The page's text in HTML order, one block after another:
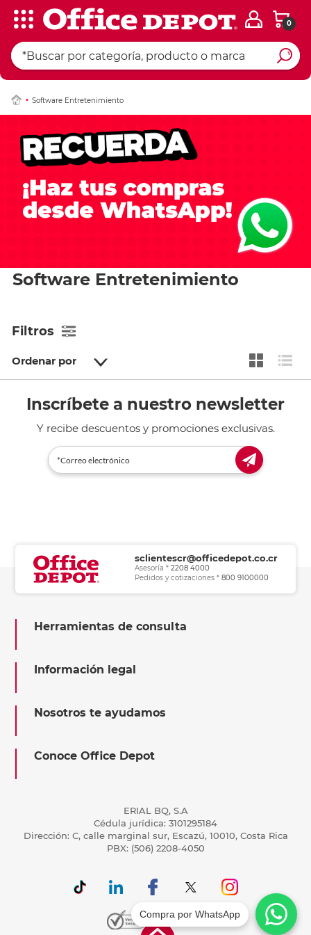
0
Software Entretenimiento
Software Entretenimiento
Filtros
Ordenar por
Inscríbete a nuestro newsletter
Y recibe descuentos y promociones exclusivas.
sclientescr@officedepot.co.cr
Asesoría *2208 4000
Pedidos y cotizaciones *800 9100000
Herramientas de consulta
Información legal
Nosotros te ayudamos
Conoce Office Depot
ERIAL BQ, S.A
Cédula jurídica: 3101295184
Dirección: C, calle marginal sur, Escazú, 10010, Costa Rica
PBX: (506) 2208-4050
Compra por WhatsApp